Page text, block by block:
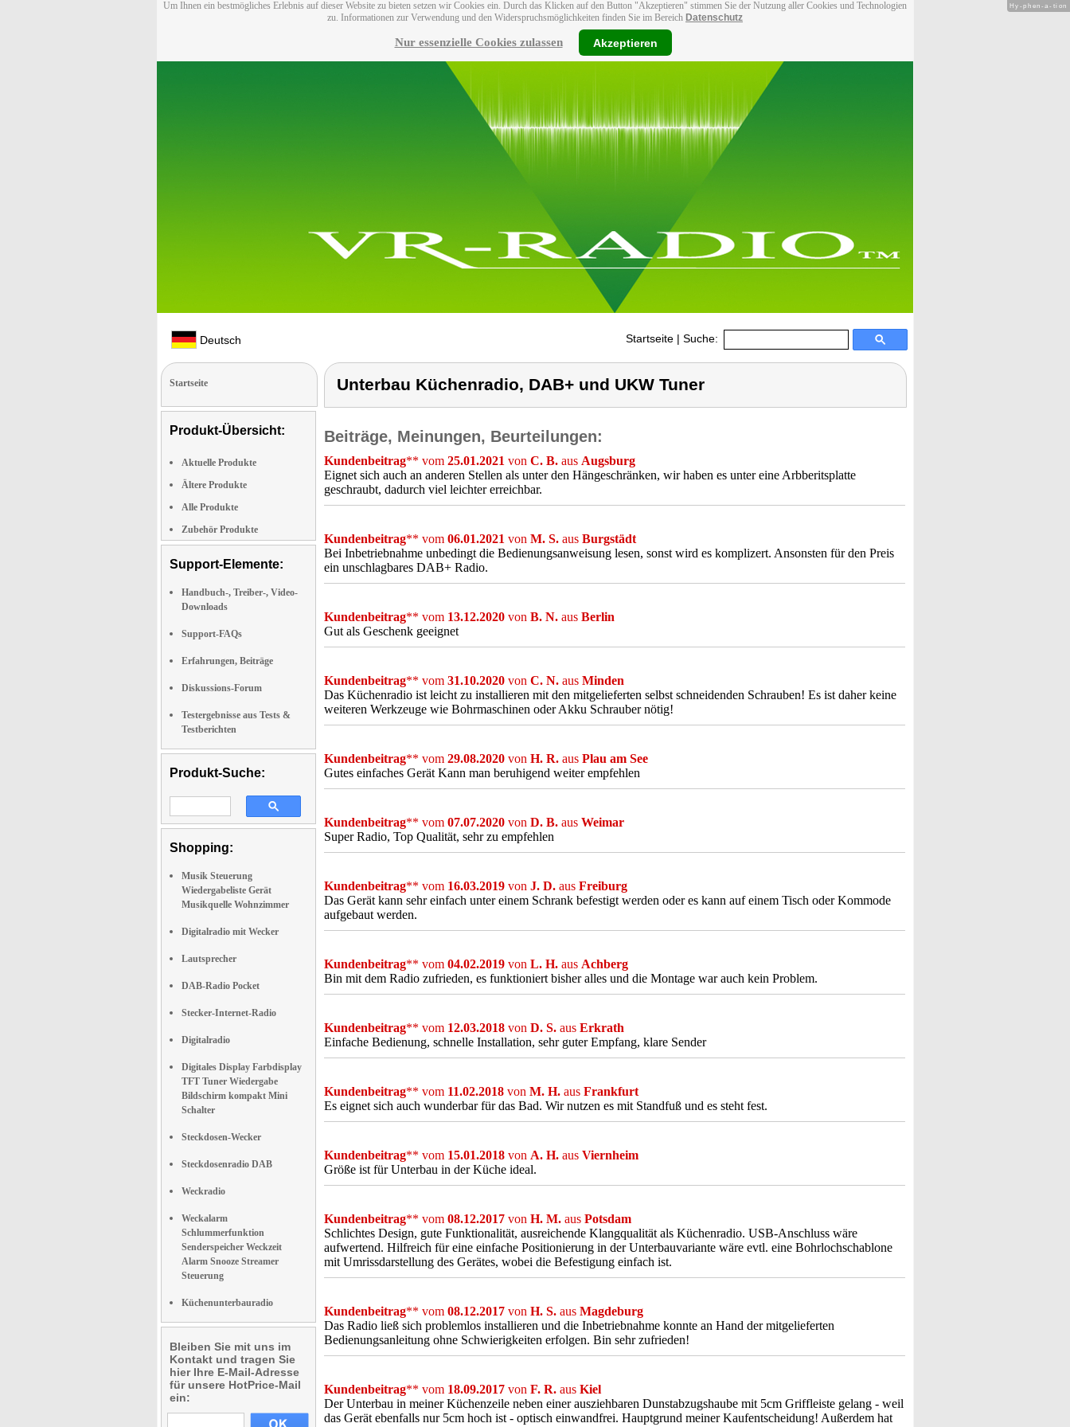
Um Ihnen ein bestmögliches Erlebnis auf dieser Website zu bieten setzen wir Cookies ein. Durch das Klicken auf den Button "Akzeptieren" stimmen Sie der Nutzung aller Cookies und Technologien
zu. Informationen zur Verwendung und den Widerspruchsmöglichkeiten finden Sie im Bereich Datenschutz
Nur essenzielle Cookies zulassen Akzeptieren
Deutsch Startseite | Suche:
Startseite
Produkt-Übersicht:
Aktuelle Produkte
Ältere Produkte
Alle Produkte
Zubehör Produkte
Support-Elemente:
Handbuch-, Treiber-, Video-
Downloads
Support-FAQs
Erfahrungen, Beiträge
Diskussions-Forum
Testergebnisse aus Tests &
Testberichten
Produkt-Suche:
Shopping:
Musik Steuerung
Wiedergabeliste Gerät
Musikquelle Wohnzimmer
Digitalradio mit Wecker
Lautsprecher
DAB-Radio Pocket
Stecker-Internet-Radio
Digitalradio
Digitales Display Farbdisplay
TFT Tuner Wiedergabe
Bildschirm kompakt Mini
Schalter
Steckdosen-Wecker
Steckdosenradio DAB
Weckradio
Weckalarm
Schlummerfunktion
Senderspeicher Weckzeit
Alarm Snooze Streamer
Steuerung
Küchenunterbauradio
Bleiben Sie mit uns im
Kontakt und tragen Sie
hier Ihre E-Mail-Adresse
für unsere HotPrice-Mail
ein:
Unterbau Küchenradio, DAB+ und UKW Tuner
Beiträge, Meinungen, Beurteilungen:
Kundenbeitrag** vom 25.01.2021 von C. B. aus Augsburg
Eignet sich auch an anderen Stellen als unter den Hängeschränken, wir haben es unter eine Arbberitsplatte
geschraubt, dadurch viel leichter erreichbar.
Kundenbeitrag** vom 06.01.2021 von M. S. aus Burgstädt
Bei Inbetriebnahme unbedingt die Bedienungsanweisung lesen, sonst wird es komplizert. Ansonsten für den Preis
ein unschlagbares DAB+ Radio.
Kundenbeitrag** vom 13.12.2020 von B. N. aus Berlin
Gut als Geschenk geeignet
Kundenbeitrag** vom 31.10.2020 von C. N. aus Minden
Das Küchenradio ist leicht zu installieren mit den mitgelieferten selbst schneidenden Schrauben! Es ist daher keine
weiteren Werkzeuge wie Bohrmaschinen oder Akku Schrauber nötig!
Kundenbeitrag** vom 29.08.2020 von H. R. aus Plau am See
Gutes einfaches Gerät Kann man beruhigend weiter empfehlen
Kundenbeitrag** vom 07.07.2020 von D. B. aus Weimar
Super Radio, Top Qualität, sehr zu empfehlen
Kundenbeitrag** vom 16.03.2019 von J. D. aus Freiburg
Das Gerät kann sehr einfach unter einem Schrank befestigt werden oder es kann auf einem Tisch oder Kommode
aufgebaut werden.
Kundenbeitrag** vom 04.02.2019 von L. H. aus Achberg
Bin mit dem Radio zufrieden, es funktioniert bisher alles und die Montage war auch kein Problem.
Kundenbeitrag** vom 12.03.2018 von D. S. aus Erkrath
Einfache Bedienung, schnelle Installation, sehr guter Empfang, klare Sender
Kundenbeitrag** vom 11.02.2018 von M. H. aus Frankfurt
Es eignet sich auch wunderbar für das Bad. Wir nutzen es mit Standfuß und es steht fest.
Kundenbeitrag** vom 15.01.2018 von A. H. aus Viernheim
Größe ist für Unterbau in der Küche ideal.
Kundenbeitrag** vom 08.12.2017 von H. M. aus Potsdam
Schlichtes Design, gute Funktionalität, ausreichende Klangqualität als Küchenradio. USB-Anschluss wäre
aufwertend. Hilfreich für eine einfache Positionierung in der Unterbauvariante wäre evtl. eine Bohrlochschablone
mit Umrissdarstellung des Gerätes, wobei die Befestigung einfach ist.
Kundenbeitrag** vom 08.12.2017 von H. S. aus Magdeburg
Das Radio ließ sich problemlos installieren und die Inbetriebnahme konnte an Hand der mitgelieferten
Bedienungsanleitung ohne Schwierigkeiten erfolgen. Bin sehr zufrieden!
Kundenbeitrag** vom 18.09.2017 von F. R. aus Kiel
Der Unterbau in meiner Küchenzeile neben einer ausziehbaren Dunstabzugshaube mit 5cm Griffleiste gelang - weil
das Gerät ebenfalls nur 5cm hoch ist - optisch einwandfrei. Hauptgrund meiner Kaufentscheidung! Außerdem hat
Hy-phen-a-tion